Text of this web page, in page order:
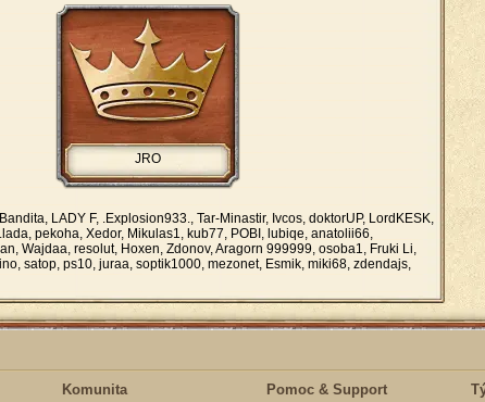
JRO
LADY F, .Explosion933., Tar-Minastir, Ivcos, doktorUP, LordKESK,
pekoha, Xedor, Mikulas1, kub77, POBI, lubiqe, anatolii66,
Wajdaa, resolut, Hoxen, Zdonov, Aragorn 999999, osoba1, Fruki Li,
satop, ps10, juraa, soptik1000, mezonet, Esmik, miki68, zdendajs,
Komunita Pomoc & Support